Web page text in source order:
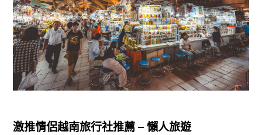
激推情侶越南旅行社推薦 – 懶人旅遊